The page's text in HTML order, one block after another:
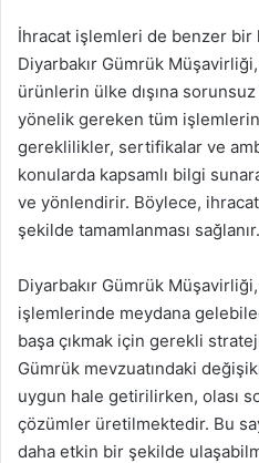
İhracat işlemleri de benzer bir
Diyarbakır Gümrük
ürünlerin ülke dışına
yönelik gereken tüm
gereklilikler, sertifikalar ve
konularda kapsamlı bilgi
ve yönlendirir. Böylece,
şekilde tamamlanması sağlanır.
Diyarbakır Gümrük
işlemlerinde meydana
başa çıkmak için gerekli
Gümrük mevzuatındaki
uygun hale getirilirken, olası
çözümler üretilmektedir. Bu
daha etkin bir şekilde